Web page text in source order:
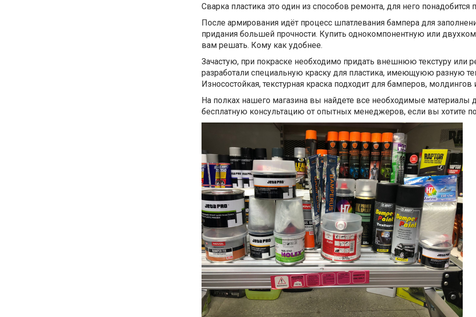
Сварка пластика это один из способов ремонта, для него понадобится
После армирования идёт процесс шпатлевания бампера для
придания большей прочности. Купить однокомпонентную или
вам решать. Кому как удобнее.
Зачастую, при покраске необходимо придать внешнюю текстуру или
разработали специальную краску для пластика, имеющуюю разную
Износостойкая, текстурная краска подходит для бамперов, молдингов
На полках нашего магазина вы найдете все необходимые материалы
бесплатную консультацию от опытных менеджеров, если вы хотите